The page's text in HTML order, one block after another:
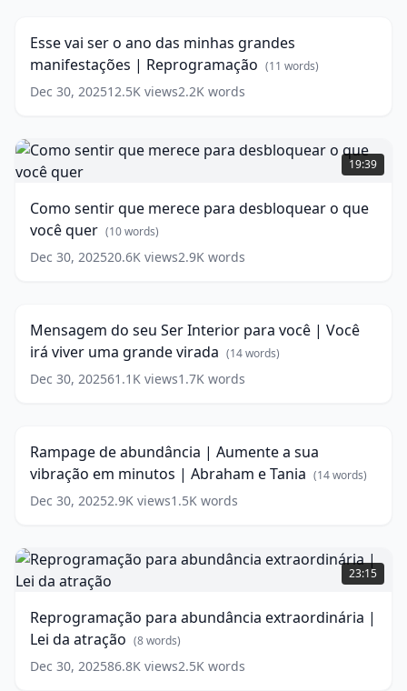
2024
Mantra
do
manifestar!!
🚀
(18
words)
ano
das
minhas
grandes
|
Reprogramação (11
words)
Esse vai ser o ano das minhas grandes
manifestações | Reprogramação (11 words)
Dec 30, 202512.5K views2.2K words
Como
sentir
que
para
desbloquear
o
que
words)
19:39
Como sentir que merece para desbloquear o que
você quer (10words)
Dec 30, 202520.6K views2.9K words
Mensagem
Interior
para
você
|
viver
uma
grande
virada
14
Mensagem do seu Ser Interior para você | Você
irá viver uma grande virada (14words)
Dec 30, 202561.1K views1.7K words
Rampage
Aumente
a
sua
vibração
minutos
|
Abraham
Tania (14
words)
Rampage de abundância | Aumente a sua
vibração em minutos | Abraham e Tania (14words)
Dec 30, 20252.9K views1.5K words
Reprogramação
para
abundância
|
Lei
da
atração
23:15
Reprogramação para abundância extraordinária |
Lei da atração (8words)
Dec 30, 202586.8K views2.5K words